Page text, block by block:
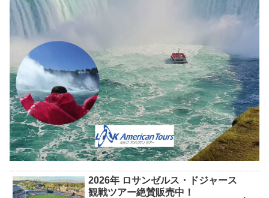
2026年 ロサンゼルス・ドジャース
観戦ツアー絶賛販売中！